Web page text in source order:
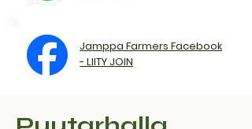
Jamppa Farmers Facebook
- LIITY JOIN